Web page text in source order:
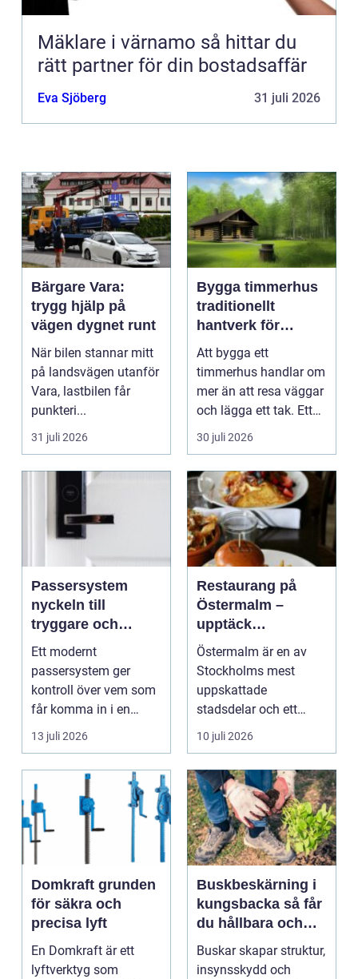
Mäklare i värnamo så hittar du
rätt partner för din bostadsaffär
Eva Sjöberg 31 juli 2026
Bärgare Vara:
trygg hjälp på
vägen dygnet runt
När bilen stannar mitt
på landsvägen utanför
Vara, lastbilen får
punkteri...
31 juli 2026
Bygga timmerhus
traditionellt
hantverk för
moderna behov
Att bygga ett
timmerhus handlar om
mer än att resa väggar
och lägga ett tak. Ett
timmerhus är ett lå...
30 juli 2026
Passersystem
nyckeln till
tryggare och
smidigare tillträde
Ett modernt
passersystem ger
kontroll över vem som
får komma in i en
byggnad, när de får
komma in oc...
13 juli 2026
Restaurang på
Östermalm –
upptäck
matupplevelser i
en av Stockholms
mest attraktiva
stadsdelar
Östermalm är en av
Stockholms mest
uppskattade
stadsdelar och ett
självklart val f&ou...
10 juli 2026
Domkraft grunden
för säkra och
precisa lyft
En Domkraft är ett
lyftverktyg som
Buskbeskärning i
kungsbacka så får
du hållbara och
vackra buskar året
runt
Buskar skapar struktur,
insynsskydd och